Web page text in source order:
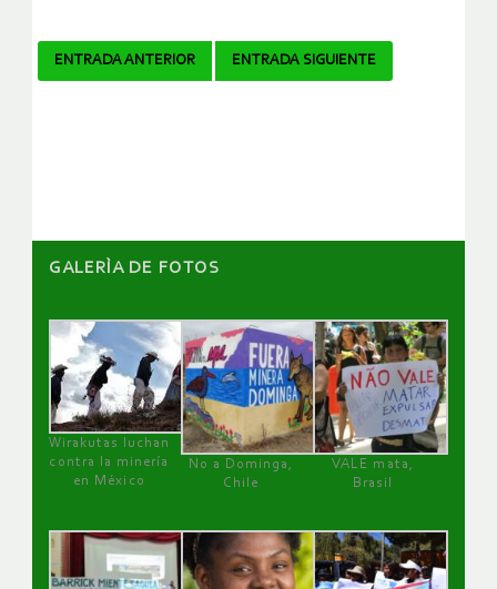
Navegador
ENTRADA ANTERIOR ENTRADA SIGUIENTE
GALERÌA DE FOTOS
Wirakutas luchan
contra la minería
en México
No a Dominga,
Chile
VALE mata,
Brasil